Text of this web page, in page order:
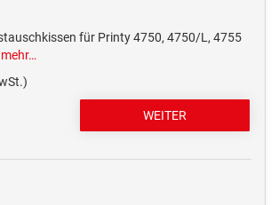
für Printy 4750, 4750/L, 4755
mehr…